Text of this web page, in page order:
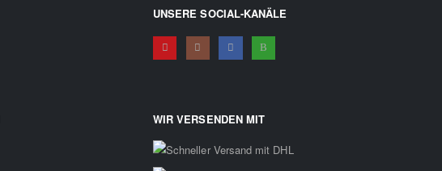
UNSERE SOCIAL-KANÄLE
WIR VERSENDEN MIT